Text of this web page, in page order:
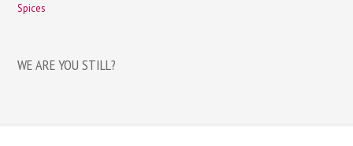
Spices
WE ARE YOU STILL?